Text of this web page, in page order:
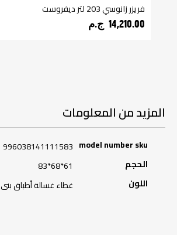
فريزر زانوسي 203 لتر ديفروست
14,210.00 ج.م‏
المزيد من المعلومات
المزيد
المعلومات
model number sku
996038141111583
الحجم
61*68*83
اللون
غطاء غسالة أطباق بنى